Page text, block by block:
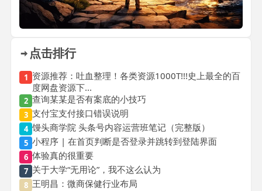
点击排行
1 资源推荐：吐血整理！各类资源1000T!!!史上最全的百
度网盘资源下...
2 查询某某是否有案底的小技巧
3 支付宝支付接口错误说明
4 馒头商学院 头条号内容运营班笔记（完整版）
5 小程序 | 在首页判断是否登录并跳转到登陆界面
6 体验真的很重要
7 关于大学“无用论”，我不这么认为
8 王明昌：微商保健行业布局